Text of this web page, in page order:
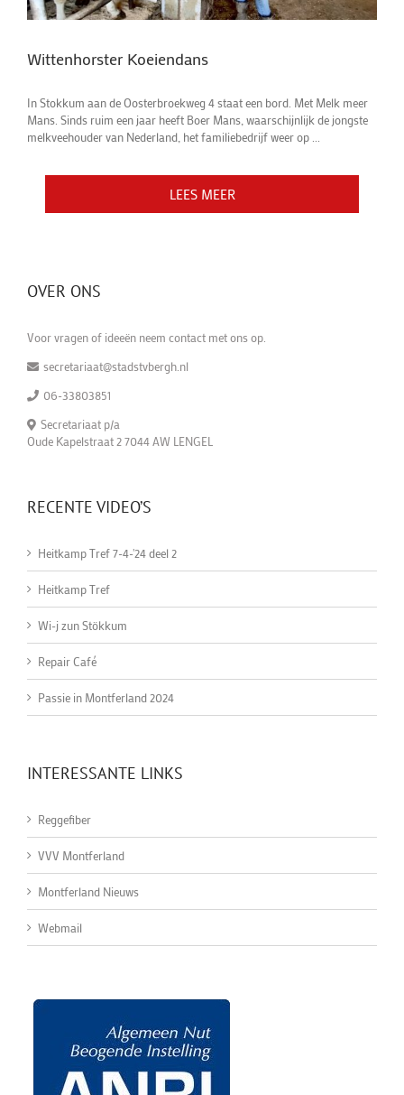
Wittenhorster Koeiendans
In Stokkum aan de Oosterbroekweg 4 staat een bord. Met Melk meer
Mans. Sinds ruim een jaar heeft Boer Mans, waarschijnlijk de jongste
melkveehouder van Nederland, het familiebedrijf weer op ...
LEES MEER
OVER ONS
Voor vragen of ideeën neem contact met ons op.
secretariaat@stadstvbergh.nl
06-33803851
Secretariaat p/a
Oude Kapelstraat 2 7044 AW LENGEL
RECENTE VIDEO’S
Heitkamp Tref 7-4-'24 deel 2
Heitkamp Tref
Wi-j zun Stökkum
Repair Café
Passie in Montferland 2024
INTERESSANTE LINKS
Reggefiber
VVV Montferland
Montferland Nieuws
Webmail